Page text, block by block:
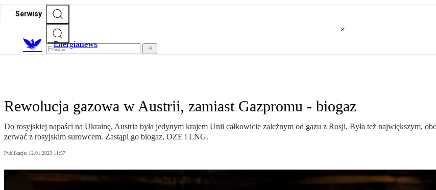
Serwisy
Energianews
Rewolucja gazowa w Austrii, zamiast Gazpromu - biogaz
Do rosyjskiej napaści na Ukrainę, Austria była jedynym krajem Unii całkowicie zależnym od gazu z Rosji. Była też największym,
zerwać z rosyjskim surowcem. Zastąpi go biogaz, OZE i LNG.
Publikacja: 12.01.2023 11:57